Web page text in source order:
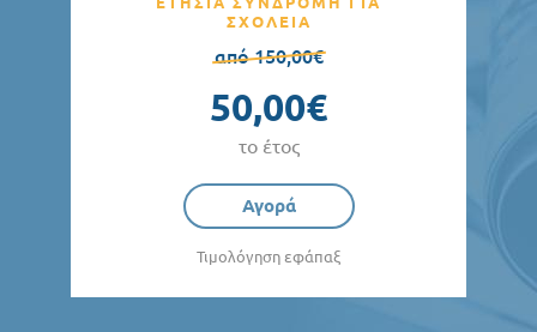
ΣΧΟΛΕΙΑ
από 150,00€
50,00€
το έτος
Αγορά
Τιμολόγηση εφάπαξ